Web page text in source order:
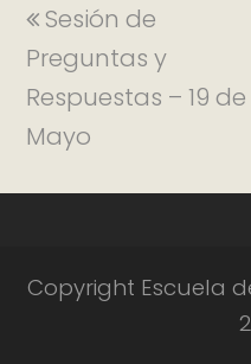
Sesión de
Preguntas y
Respuestas – 19 de
Mayo
Copyright Escuela